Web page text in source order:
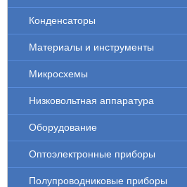
Конденсаторы
Материалы и инструменты
Микросхемы
Низковольтная аппаратура
Оборудование
Оптоэлектронные приборы
Полупроводниковые приборы